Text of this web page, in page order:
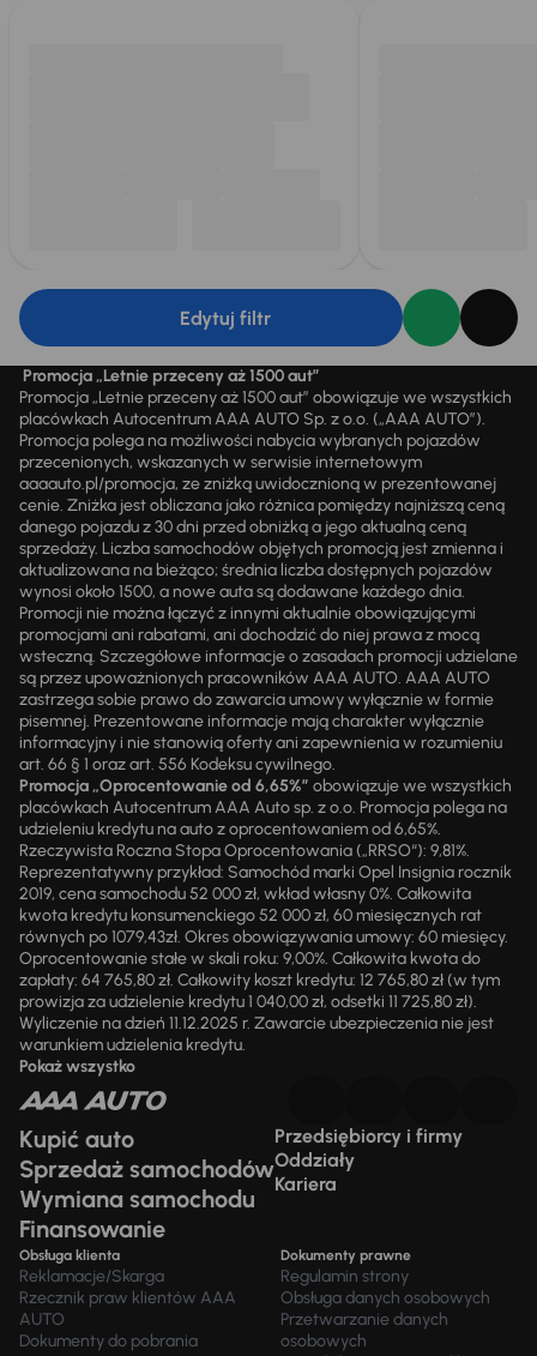
Edytuj filtr
Promocja „Letnie przeceny aż 1500 aut”
Promocja „Letnie przeceny aż 1500 aut” obowiązuje we wszystkich
placówkach Autocentrum AAA AUTO Sp. z o.o. („AAA AUTO”).
Promocja polega na możliwości nabycia wybranych pojazdów
przecenionych, wskazanych w serwisie internetowym
aaaauto.pl/promocja, ze zniżką uwidocznioną w prezentowanej
cenie. Zniżka jest obliczana jako różnica pomiędzy najniższą ceną
danego pojazdu z 30 dni przed obniżką a jego aktualną ceną
sprzedaży. Liczba samochodów objętych promocją jest zmienna i
aktualizowana na bieżąco; średnia liczba dostępnych pojazdów
wynosi około 1500, a nowe auta są dodawane każdego dnia.
Promocji nie można łączyć z innymi aktualnie obowiązującymi
promocjami ani rabatami, ani dochodzić do niej prawa z mocą
wsteczną. Szczegółowe informacje o zasadach promocji udzielane
są przez upoważnionych pracowników AAA AUTO. AAA AUTO
zastrzega sobie prawo do zawarcia umowy wyłącznie w formie
pisemnej. Prezentowane informacje mają charakter wyłącznie
informacyjny i nie stanowią oferty ani zapewnienia w rozumieniu
art. 66 § 1 oraz art. 556 Kodeksu cywilnego.
Promocja „Oprocentowanie od 6,65%” obowiązuje we wszystkich
placówkach Autocentrum AAA Auto sp. z o.o. Promocja polega na
udzieleniu kredytu na auto z oprocentowaniem od 6,65%.
Rzeczywista Roczna Stopa Oprocentowania („RRSO“): 9,81%.
Reprezentatywny przykład: Samochód marki Opel Insignia rocznik
2019, cena samochodu 52 000 zł, wkład własny 0%. Całkowita
kwota kredytu konsumenckiego 52 000 zł, 60 miesięcznych rat
równych po 1079,43zł. Okres obowiązywania umowy: 60 miesięcy.
Oprocentowanie stałe w skali roku: 9,00%. Całkowita kwota do
zapłaty: 64 765,80 zł. Całkowity koszt kredytu: 12 765,80 zł (w tym
prowizja za udzielenie kredytu 1 040,00 zł, odsetki 11 725,80 zł).
Wyliczenie na dzień 11.12.2025 r. Zawarcie ubezpieczenia nie jest
warunkiem udzielenia kredytu.
Pokaż wszystko
Kupić auto
Sprzedaż samochodów
Wymiana samochodu
Finansowanie
Przedsiębiorcy i firmy
Oddziały
Kariera
Obsługa klienta
Reklamacje/Skarga
Rzecznik praw klientów AAA
AUTO
Dokumenty do pobrania
Dokumenty prawne
Regulamin strony
Obsługa danych osobowych
Przetwarzanie danych
osobowych